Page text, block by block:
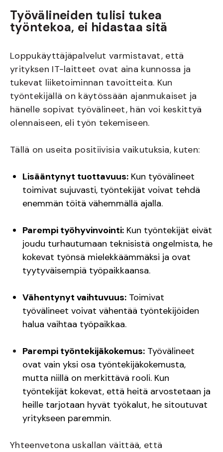
Työvälineiden tulisi tukea
työntekoa, ei hidastaa sitä
Loppukäyttäjäpalvelut varmistavat, että
yrityksen IT-laitteet ovat aina kunnossa ja
tukevat liiketoiminnan tavoitteita. Kun
työntekijällä on käytössään ajanmukaiset ja
hänelle sopivat työvälineet, hän voi keskittyä
olennaiseen, eli työn tekemiseen.
Tällä on useita positiivisia vaikutuksia, kuten:
Lisääntynyt tuottavuus: Kun työvälineet
toimivat sujuvasti, työntekijät voivat tehdä
enemmän töitä vähemmällä ajalla.
Parempi työhyvinvointi: Kun työntekijät eivät
joudu turhautumaan teknisistä ongelmista, he
kokevat työnsä mielekkäämmäksi ja ovat
tyytyväisempiä työpaikkaansa.
Vähentynyt vaihtuvuus: Toimivat
työvälineet voivat vähentää työntekijöiden
halua vaihtaa työpaikkaa.
Parempi työntekijäkokemus: Työvälineet
ovat vain yksi osa työntekijäkokemusta,
mutta niillä on merkittävä rooli. Kun
työntekijät kokevat, että heitä arvostetaan ja
heille tarjotaan hyvät työkalut, he sitoutuvat
yritykseen paremmin.
Yhteenvetona uskallan väittää, että